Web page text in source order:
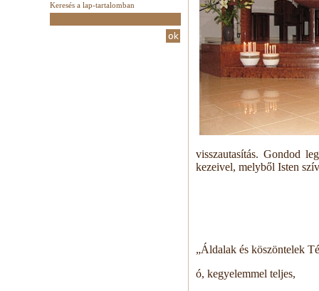
Keresés a lap-tartalomban
visszautasítás. Gondod
kezeivel, melyből Isten
„Áldalak és köszöntelek
ó, kegyelemmel teljes,